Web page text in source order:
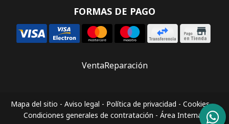
FORMAS DE PAGO
VentaReparación
Mapa del sitio - Aviso legal - Política de privacidad - Cookies-
Condiciones generales de contratación - Área Interna